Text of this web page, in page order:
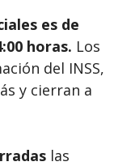
es de
horas. Los
del INSS,
y cierran a
las